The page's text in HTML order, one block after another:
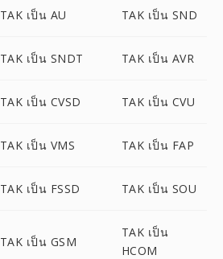
TAK เป็น AU TAK เป็น SND
TAK เป็น SNDT TAK เป็น AVR
TAK เป็น CVSD TAK เป็น CVU
TAK เป็น VMS TAK เป็น FAP
TAK เป็น FSSD TAK เป็น SOU
TAK เป็น GSM
TAK เป็น
HCOM